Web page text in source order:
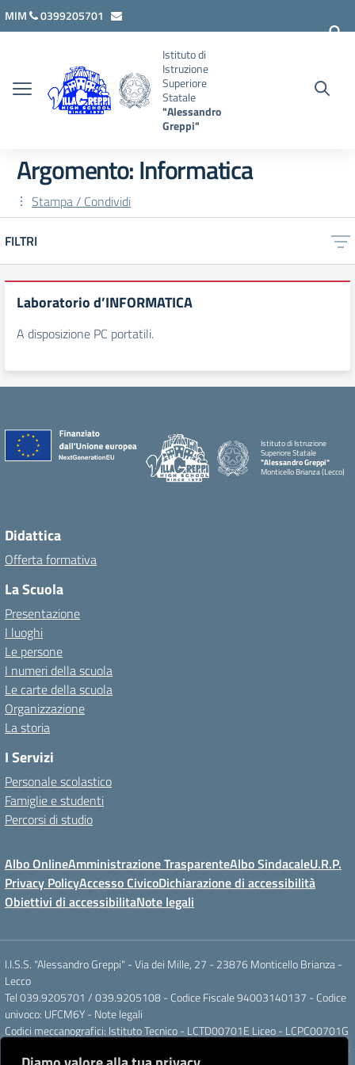
Vai ai contenuti
Vai al menu di navigazione
Vai al footer
MIM
0399205701
Istituto di
Istruzione
Superiore
Statale
"Alessandro
Greppi"
Argomento: Informatica
Stampa / Condividi
FILTRI
Laboratorio d’INFORMATICA
A disposizione PC portatili.
Istituto di Istruzione
Superiore Statale
"Alessandro Greppi"
Monticello Brianza (Lecco)
Didattica
Offerta formativa
La Scuola
Presentazione
I luoghi
Le persone
I numeri della scuola
Le carte della scuola
Organizzazione
La storia
I Servizi
Personale scolastico
Famiglie e studenti
Percorsi di studio
Albo OnlineAmministrazione TrasparenteAlbo SindacaleU.R.P.
Privacy PolicyAccesso CivicoDichiarazione di accessibilità
Obiettivi di accessibilitaNote legali
I.I.S.S. "Alessandro Greppi" - Via dei Mille, 27 - 23876 Monticello Brianza -
Lecco
Tel 039.9205701 / 039.9205108 - Codice Fiscale 94003140137 - Codice
univoco: UFCM6Y - Note legali
Codici meccanografici: Istituto Tecnico - LCTD00701E Liceo - LCPC00701G
Posta elettronica ordinaria: LCIS007008@ISTRUZIONE.IT Posta elettronica